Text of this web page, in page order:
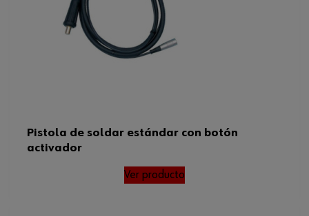
Pistola de soldar estándar con botón
activador
Ver producto